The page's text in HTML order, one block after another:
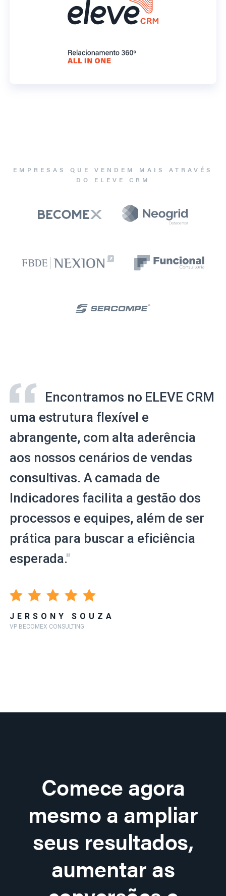
EMPRESAS QUE VENDEM MAIS ATRAVÉS
DO ELEVE CRM
Encontramos no ELEVE CRM
uma estrutura flexível e
abrangente, com alta aderência
aos nossos cenários de vendas
consultivas. A camada de
Indicadores facilita a gestão dos
processos e equipes, além de ser
prática para buscar a eficiência
esperada."
JERSONY SOUZA
VP BECOMEX CONSULTING
Comece agora
mesmo a ampliar
seus resultados,
aumentar as